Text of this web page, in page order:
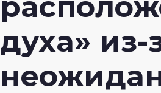
духа» из-